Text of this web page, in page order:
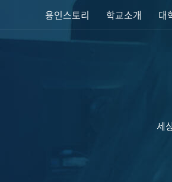
용인스토리 학교소개 대
세